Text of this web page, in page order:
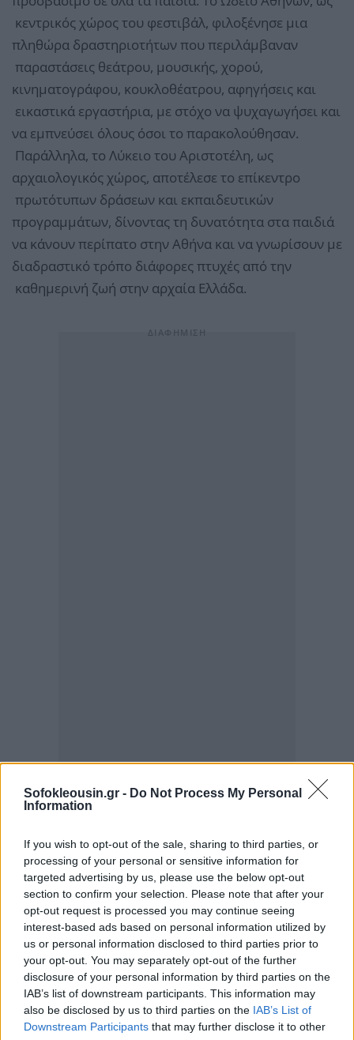
Sofokleousin.gr - Do Not Process My Personal
Information
If you wish to opt-out of the sale, sharing to third parties, or
processing of your personal or sensitive information for
targeted advertising by us, please use the below opt-out
section to confirm your selection. Please note that after your
opt-out request is processed you may continue seeing
interest-based ads based on personal information utilized by
us or personal information disclosed to third parties prior to
your opt-out. You may separately opt-out of the further
disclosure of your personal information by third parties on the
IAB’s list of downstream participants. This information may
also be disclosed by us to third parties on the IAB’s List of
Downstream Participants that may further disclose it to other
κεντρικός χώρος του φεστιβάλ, φιλοξένησε μια
πληθώρα δραστηριοτήτων που περιλάμβαναν
παραστάσεις θεάτρου, μουσικής, χορού,
κινηματογράφου, κουκλοθέατρου, αφηγήσεις και
εικαστικά εργαστήρια, με στόχο να ψυχαγωγήσει και
να εμπνεύσει όλους όσοι το παρακολούθησαν.
Παράλληλα, το Λύκειο του Αριστοτέλη, ως
αρχαιολογικός χώρος, αποτέλεσε το επίκεντρο
πρωτότυπων δράσεων και εκπαιδευτικών
προγραμμάτων, δίνοντας τη δυνατότητα στα παιδιά
να κάνουν περίπατο στην Αθήνα και να γνωρίσουν με
διαδραστικό τρόπο διάφορες πτυχές από την
καθημερινή ζωή στην αρχαία Ελλάδα.
11ου Παιδικού Διαγωνισμού Ζωγραφικής του
Μουσείου Κυκλαδικής Τέχνης, με τίτλο «Σημερινές
Ιστορίες Αγγείων», η οποία φιλοξενήθηκε στο
φουαγιέ του Ωδείου Αθηνών. Ο διαγωνισμός, που
πραγματοποιήθηκε για άλλη μια χρονιά με την
υποστήριξη της Eurolife FFH, συγκέντρωσε 12.000
συμμετοχές από παιδιά ηλικίας 4 έως 15 ετών από
όλη την Ελλάδα και το εξωτερικό. Στο πλαίσιο του
διαγωνισμού, τα παιδιά είχαν την ευκαιρία να